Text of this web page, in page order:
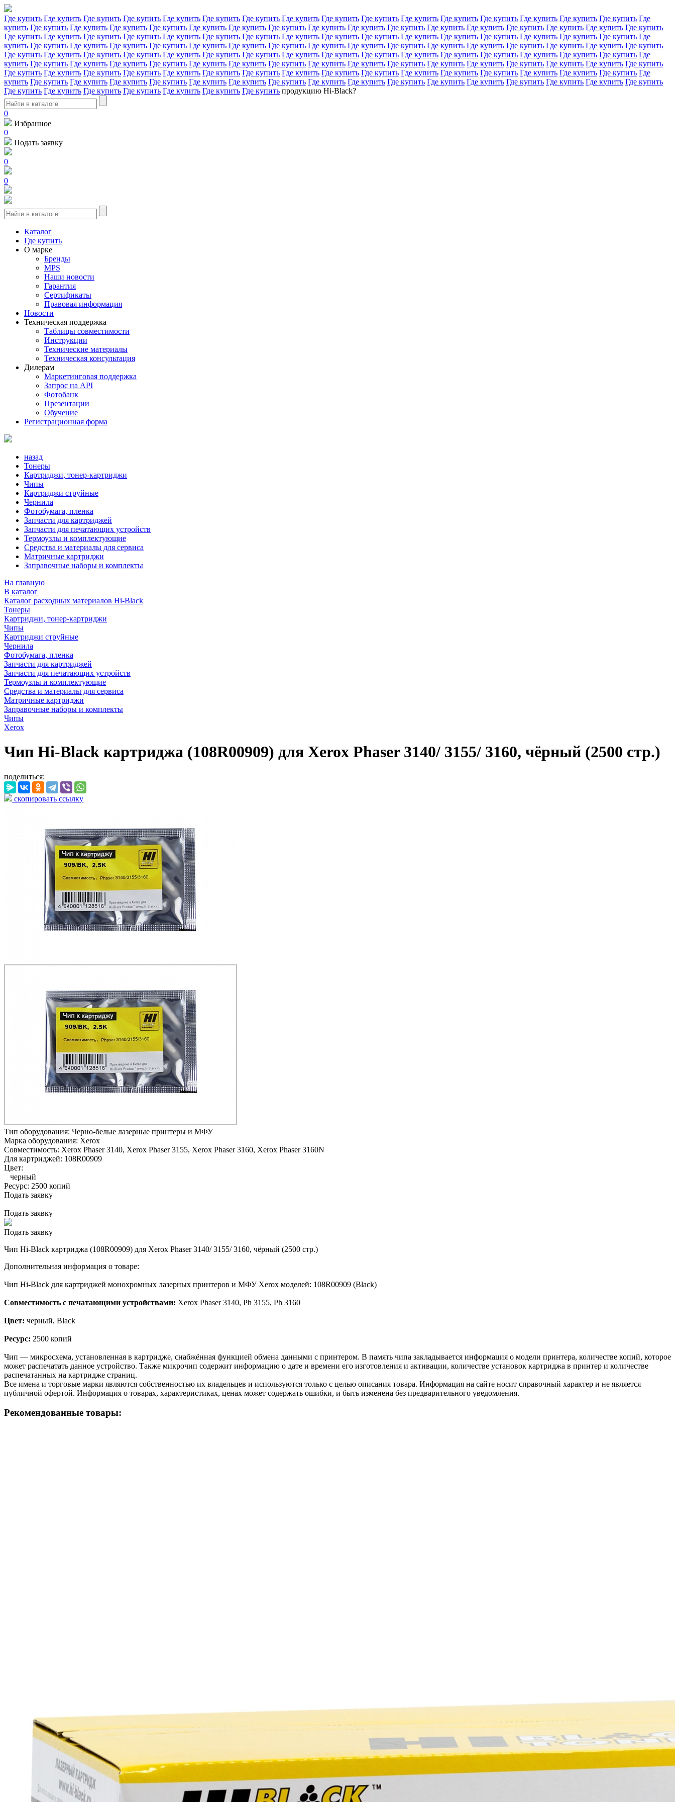
Где купить Где купить Где купить Где купить Где купить Где купить Где купить Где купить Где купить Где купить Где купить Где купить Где купить Где купить Где купить Где купить Где
купить Где купить Где купить Где купить Где купить Где купить Где купить Где купить Где купить Где купить Где купить Где купить Где купить Где купить Где купить Где купить Где купить
Где купить Где купить Где купить Где купить Где купить Где купить Где купить Где купить Где купить Где купить Где купить Где купить Где купить Где купить Где купить Где купить Где
купить Где купить Где купить Где купить Где купить Где купить Где купить Где купить Где купить Где купить Где купить Где купить Где купить Где купить Где купить Где купить Где купить
Где купить Где купить Где купить Где купить Где купить Где купить Где купить Где купить Где купить Где купить Где купить Где купить Где купить Где купить Где купить Где купить Где
купить Где купить Где купить Где купить Где купить Где купить Где купить Где купить Где купить Где купить Где купить Где купить Где купить Где купить Где купить Где купить Где купить
Где купить Где купить Где купить Где купить Где купить Где купить Где купить Где купить Где купить Где купить Где купить Где купить Где купить Где купить Где купить Где купить Где
купить Где купить Где купить Где купить Где купить Где купить Где купить Где купить Где купить Где купить Где купить Где купить Где купить Где купить Где купить Где купить Где купить
Где купить Где купить Где купить Где купить Где купить Где купить Где купить продукцию Hi-Black?
0
Избранное
0
Подать заявку
0
0
Каталог
Где купить
О марке
Бренды
MPS
Наши новости
Гарантия
Сертификаты
Правовая информация
Новости
Техническая поддержка
Таблицы совместимости
Инструкции
Технические материалы
Техническая консультация
Дилерам
Маркетинговая поддержка
Запрос на API
Фотобанк
Презентации
Обучение
Регистрационная форма
назад
Тонеры
Картриджи, тонер-картриджи
Чипы
Картриджи струйные
Чернила
Фотобумага, пленка
Запчасти для картриджей
Запчасти для печатающих устройств
Термоузлы и комплектующие
Средства и материалы для сервиса
Матричные картриджи
Заправочные наборы и комплекты
На главную
В каталог
Каталог расходных материалов Hi-Black
Тонеры
Картриджи, тонер-картриджи
Чипы
Картриджи струйные
Чернила
Фотобумага, пленка
Запчасти для картриджей
Запчасти для печатающих устройств
Термоузлы и комплектующие
Средства и материалы для сервиса
Матричные картриджи
Заправочные наборы и комплекты
Чипы
Xerox
Чип Hi-Black картриджа (108R00909) для Xerox Phaser 3140/ 3155/ 3160, чёрный (2500 стр.)
поделиться:
скопировать ссылку
Тип оборудования: Черно-белые лазерные принтеры и МФУ
Марка оборудования: Xerox
Совместимость: Xerox Phaser 3140, Xerox Phaser 3155, Xerox Phaser 3160, Xerox Phaser 3160N
Для картриджей: 108R00909
Цвет:
черный
Ресурс: 2500 копий
Подать заявку
Подать заявку
Подать заявку
Чип Hi-Black картриджа (108R00909) для Xerox Phaser 3140/ 3155/ 3160, чёрный (2500 стр.)
Дополнительная информация о товаре:
Чип Hi-Black для картриджей монохромных лазерных принтеров и МФУ Xerox моделей: 108R00909 (Black)
Совместимость с печатающими устройствами: Xerox Phaser 3140, Ph 3155, Ph 3160
Цвет: черный, Black
Ресурс: 2500 копий
Чип — микросхема, установленная в картридже, снабжённая функцией обмена данными с принтером. В память чипа закладывается информация о модели принтера, количестве копий, которое
может распечатать данное устройство. Также микрочип содержит информацию о дате и времени его изготовления и активации, количестве установок картриджа в принтер и количестве
распечатанных на картридже страниц.
Все имена и торговые марки являются собственностью их владельцев и используются только с целью описания товара. Информация на сайте носит справочный характер и не является
публичной офертой. Информация о товарах, характеристиках, ценах может содержать ошибки, и быть изменена без предварительного уведомления.
Рекомендованные товары: